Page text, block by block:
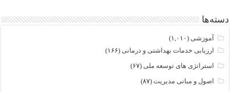
دسته‌ها
آموزشی (۱,۰۱۰)
ارزیابی خدمات بهداشتی و درمانی (۱۶۶)
استراتژی های توسعه ملی (۶۷)
اصول و مبانی مدیریت (۸۷)